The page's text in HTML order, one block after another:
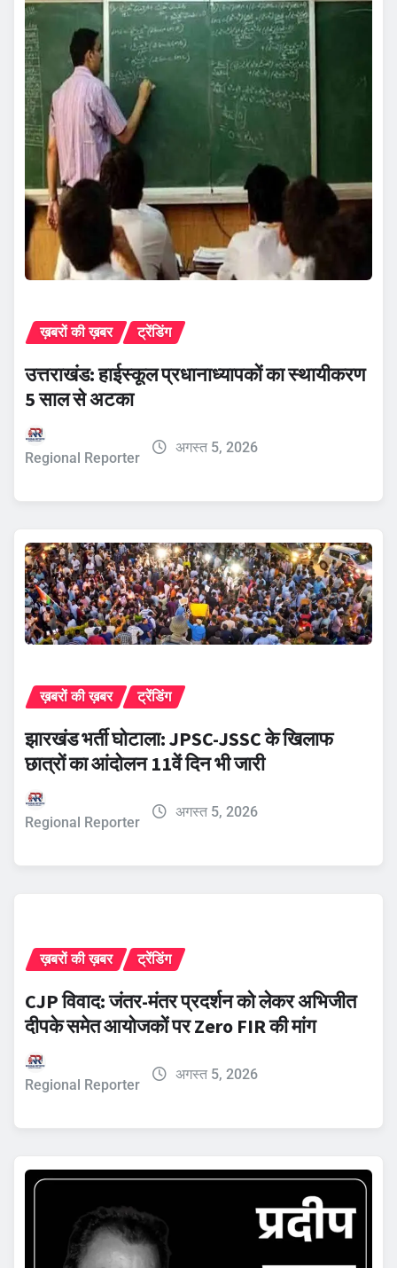
ख़बरों की ख़बर ट्रेंडिंग
उत्तराखंड: हाईस्कूल प्रधानाध्यापकों का स्थायीकरण
5 साल से अटका
Regional Reporter
अगस्त 5, 2026
ख़बरों की ख़बर ट्रेंडिंग
झारखंड भर्ती घोटाला: JPSC-JSSC के खिलाफ
छात्रों का आंदोलन 11वें दिन भी जारी
Regional Reporter
अगस्त 5, 2026
ख़बरों की ख़बर ट्रेंडिंग
CJP विवाद: जंतर-मंतर प्रदर्शन को लेकर अभिजीत
दीपके समेत आयोजकों पर Zero FIR की मांग
Regional Reporter
अगस्त 5, 2026